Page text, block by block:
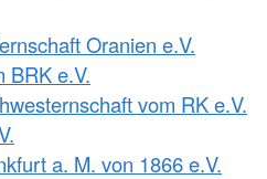
Oranien e.V.
BRK e.V.
vom RK e.V.
a. M. von 1866 e.V.